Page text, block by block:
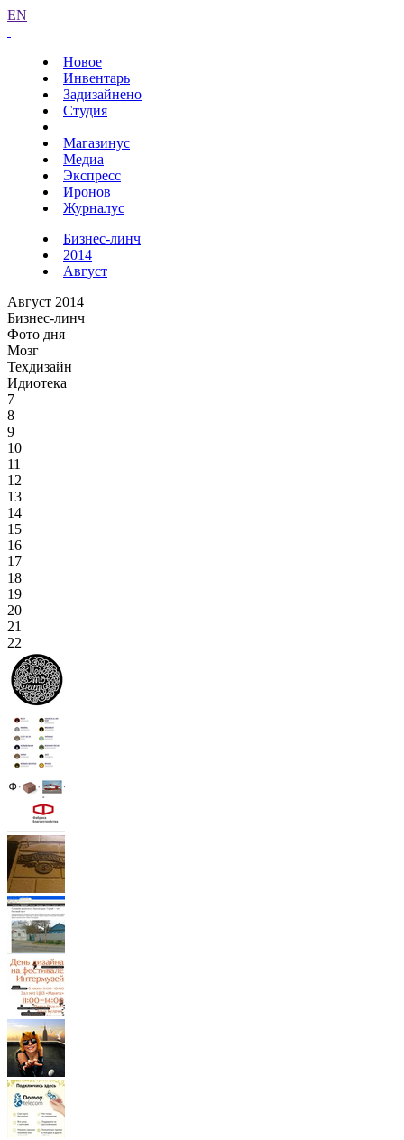
EN
Новое
Инвентарь
Задизайнено
Студия
Магазинус
Медиа
Экспресс
Иронов
Журналус
Бизнес-линч
2014
Август
Август 2014
Бизнес-линч
Фото дня
Мозг
Техдизайн
Идиотека
7
8
9
10
11
12
13
14
15
16
17
18
19
20
21
22